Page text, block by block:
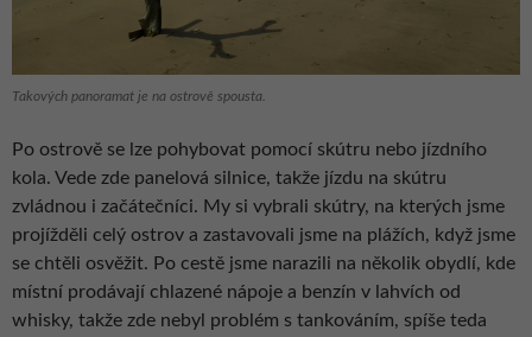
Takových panoramat je na ostrově spousta.
Po ostrově se lze pohybovat pomocí skútru nebo jízdního
kola. Vede zde panelová silnice, takže jízdu na skútru
zvládnou i začátečníci. My si vybrali skútry, na kterých jsme
projížděli celý ostrov a zastavovali jsme na plážích, když jsme
se chtěli osvěžit. Po cestě jsme narazili na několik obydlí, kde
místní prodávají chlazené nápoje a benzín v lahvích od
whisky, takže zde nebyl problém s tankováním, spíše teda